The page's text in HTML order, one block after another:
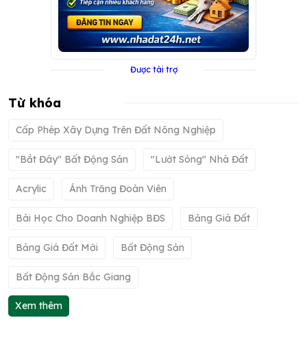
Được tài trợ
Từ khóa
Cấp Phép Xây Dựng Trên Đất Nông Nghiệp
"bắt Đáy" Bất Động Sản "lướt Sóng" Nhà Đất
Acrylic Ánh Trăng Đoàn Viên
Bài Học Cho Doanh Nghiệp BĐS Bảng Giá Đất
Bảng Giá Đất Mới Bất Động Sản
Bất Động Sản Bắc Giang
Xem thêm